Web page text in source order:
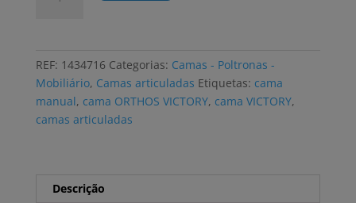
ORTHOS
VICTORY
REF: 1434716 Categorias: Camas - Poltronas -
Mobiliário, Camas articuladas Etiquetas: cama
manual, cama ORTHOS VICTORY, cama VICTORY,
camas articuladas
Descrição